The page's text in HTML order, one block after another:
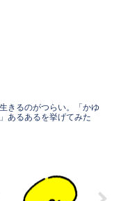
きるのがつらい。「かゆ
あるあるを挙げてみた